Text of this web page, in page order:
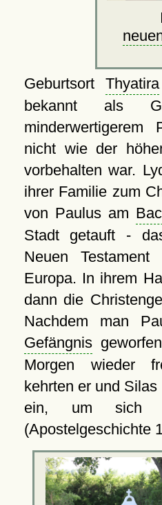
Geburtsort Thyatira
bekannt als
minderwertigerem
nicht wie der
vorbehalten war.
ihrer Familie zum
von Paulus am
Stadt getauft -
Neuen
Europa. In ihrem
dann die
Nachdem man
Gefängnis
Morgen wieder
kehrten er und
ein, um sich
(Apostelgeschichte